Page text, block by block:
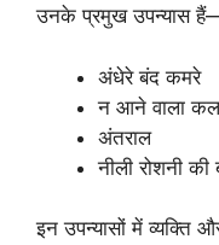
उनके प्रमुख उपन्यास
अंधेरे बंद कमरे
न आने वाला कल
अंतराल
नीली रोशनी की
इन उपन्यासों में व्यक्ति